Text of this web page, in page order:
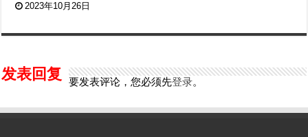
2023年10月26日
发表回复 要发表评论，您必须先登录。